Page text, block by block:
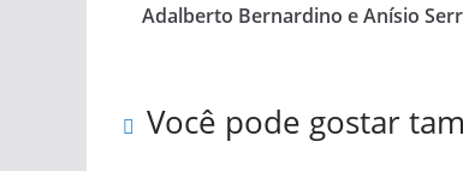
Adalberto Bernardino e Anísio
Você pode gostar